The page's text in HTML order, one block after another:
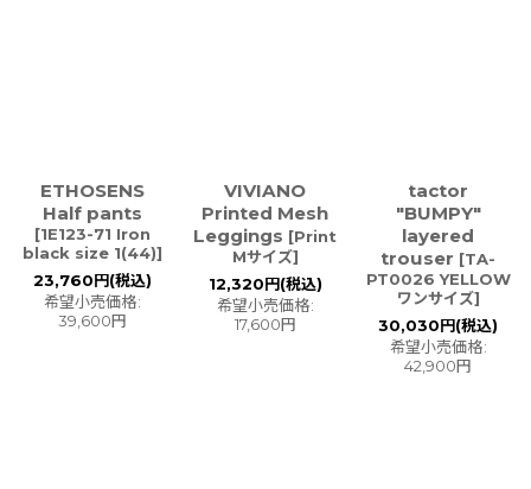
ETHOSENS
Half pants
[1E123-71 Iron
black size 1(44)]
23,760円(税込)
希望小売価格:
39,600円
VIVIANO
Printed Mesh
Leggings [Print
Mサイズ]
12,320円(税込)
希望小売価格:
17,600円
tactor
"BUMPY"
layered
trouser [TA-
PT0026 YELLOW
ワンサイズ]
30,030円(税込)
希望小売価格:
42,900円